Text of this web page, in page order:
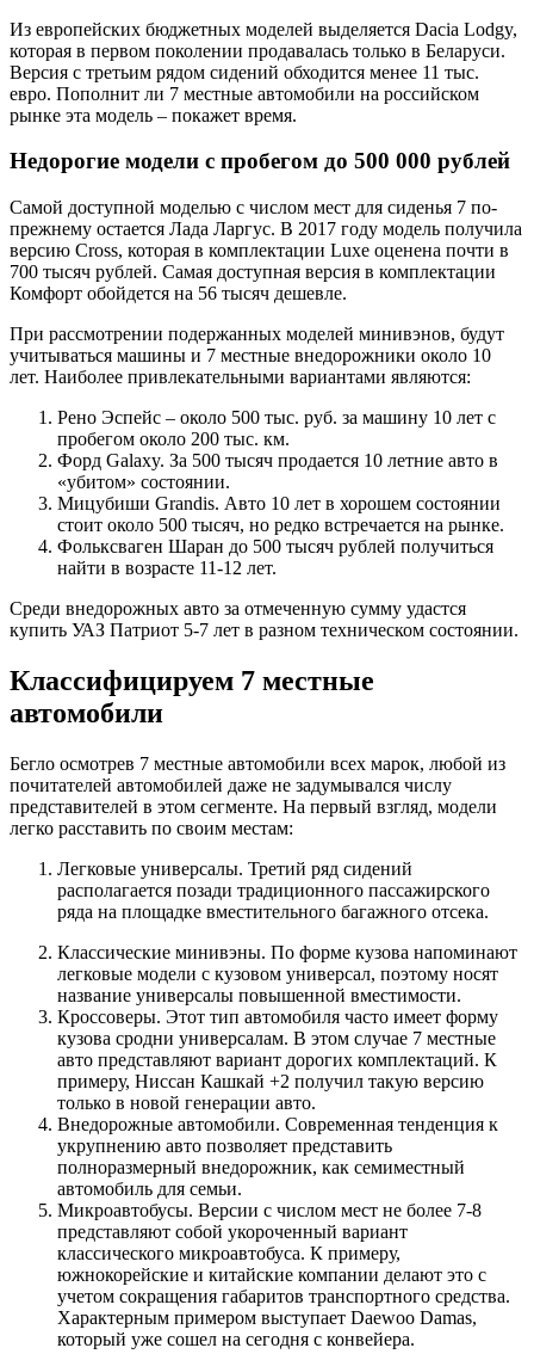
Из европейских бюджетных моделей выделяется Dacia Lodgy,
которая в первом поколении продавалась только в Беларуси.
Версия с третьим рядом сидений обходится менее 11 тыс.
евро. Пополнит ли 7 местные автомобили на российском
рынке эта модель – покажет время.
Недорогие модели с пробегом до 500 000 рублей
Самой доступной моделью с числом мест для сиденья 7 по-
прежнему остается Лада Ларгус. В 2017 году модель получила
версию Cross, которая в комплектации Luxe оценена почти в
700 тысяч рублей. Самая доступная версия в комплектации
Комфорт обойдется на 56 тысяч дешевле.
При рассмотрении подержанных моделей минивэнов, будут
учитываться машины и 7 местные внедорожники около 10
лет. Наиболее привлекательными вариантами являются:
Рено Эспейс – около 500 тыс. руб. за машину 10 лет с
пробегом около 200 тыс. км.
Форд Galaxy. За 500 тысяч продается 10 летние авто в
«убитом» состоянии.
Мицубиши Grandis. Авто 10 лет в хорошем состоянии
стоит около 500 тысяч, но редко встречается на рынке.
Фольксваген Шаран до 500 тысяч рублей получиться
найти в возрасте 11-12 лет.
Среди внедорожных авто за отмеченную сумму удастся
купить УАЗ Патриот 5-7 лет в разном техническом состоянии.
Классифицируем 7 местные
автомобили
Бегло осмотрев 7 местные автомобили всех марок, любой из
почитателей автомобилей даже не задумывался числу
представителей в этом сегменте. На первый взгляд, модели
легко расставить по своим местам:
Легковые универсалы. Третий ряд сидений
располагается позади традиционного пассажирского
ряда на площадке вместительного багажного отсека.
Классические минивэны. По форме кузова напоминают
легковые модели с кузовом универсал, поэтому носят
название универсалы повышенной вместимости.
Кроссоверы. Этот тип автомобиля часто имеет форму
кузова сродни универсалам. В этом случае 7 местные
авто представляют вариант дорогих комплектаций. К
примеру, Ниссан Кашкай +2 получил такую версию
только в новой генерации авто.
Внедорожные автомобили. Современная тенденция к
укрупнению авто позволяет представить
полноразмерный внедорожник, как семиместный
автомобиль для семьи.
Микроавтобусы. Версии с числом мест не более 7-8
представляют собой укороченный вариант
классического микроавтобуса. К примеру,
южнокорейские и китайские компании делают это с
учетом сокращения габаритов транспортного средства.
Характерным примером выступает Daewoo Damas,
который уже сошел на сегодня с конвейера.